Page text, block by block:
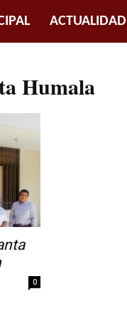
ACTUALIDAD
Humala
0